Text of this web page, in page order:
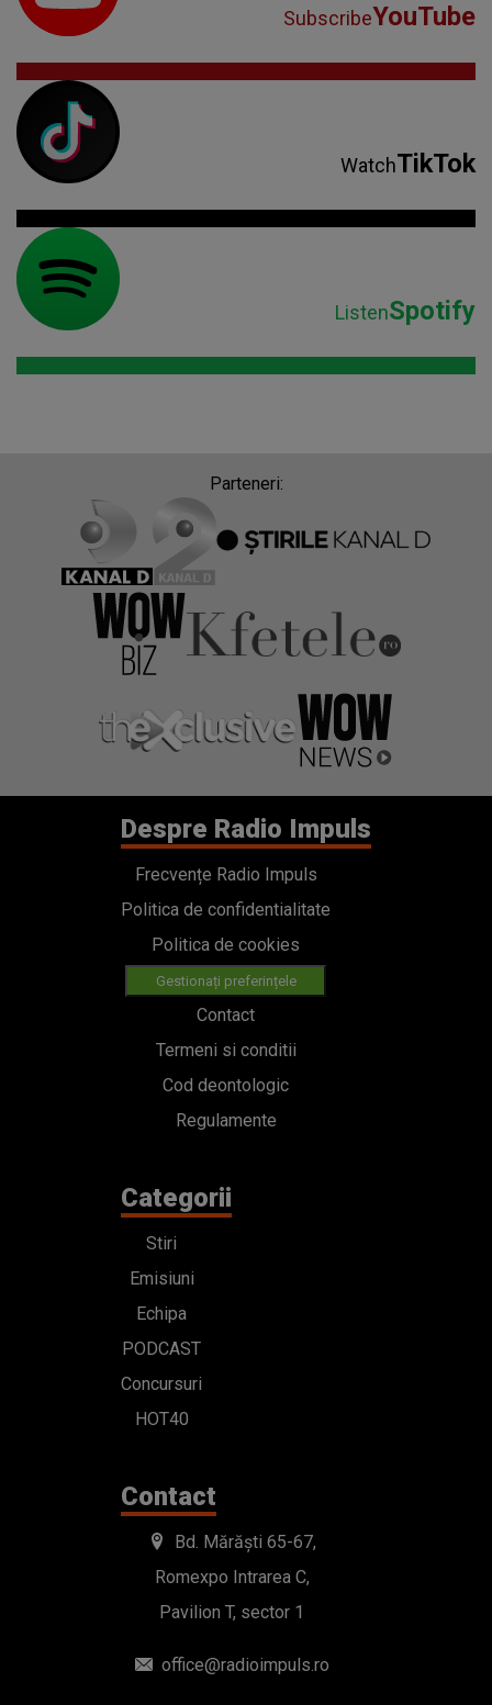
SubscribeYouTube
WatchTikTok
ListenSpotify
Parteneri:
Despre Radio Impuls
Frecvențe Radio Impuls
Politica de confidentialitate
Politica de cookies
Gestionați preferințele
Contact
Termeni si conditii
Cod deontologic
Regulamente
Categorii
Stiri
Emisiuni
Echipa
PODCAST
Concursuri
HOT40
Contact
Bd. Mărăști 65-67,
Romexpo Intrarea C,
Pavilion T, sector 1
office@radioimpuls.ro